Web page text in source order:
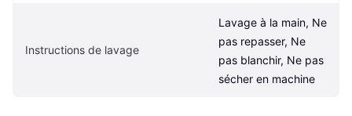
Instructions de lavage
Lavage à la main, Ne
pas repasser, Ne
pas blanchir, Ne pas
sécher en machine